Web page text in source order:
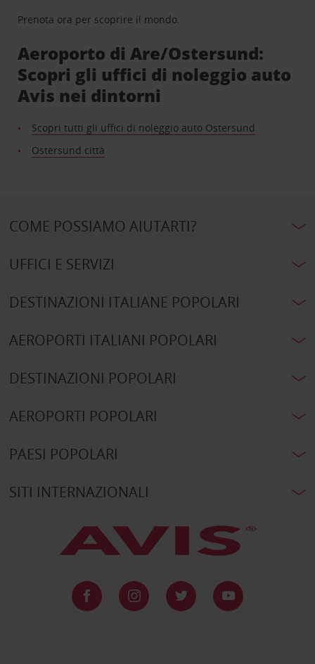
Prenota ora per scoprire il mondo.
Aeroporto di Are/Ostersund:
Scopri gli uffici di noleggio auto
Avis nei dintorni
Scopri tutti gli uffici di noleggio auto Ostersund
Ostersund città
COME POSSIAMO AIUTARTI?
UFFICI E SERVIZI
DESTINAZIONI ITALIANE POPOLARI
AEROPORTI ITALIANI POPOLARI
DESTINAZIONI POPOLARI
AEROPORTI POPOLARI
PAESI POPOLARI
SITI INTERNAZIONALI